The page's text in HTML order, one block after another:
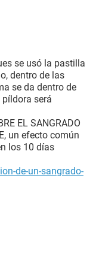
se usó la pastilla
dentro de las
se da dentro de
será
EL SANGRADO
un efecto común
los 10 días
de-un-sangrado-